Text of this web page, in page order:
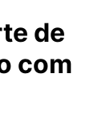
de
com